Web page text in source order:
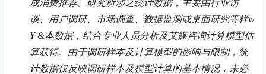
成消费推荐。研究所涉之统计数据，主要由行业访
谈、用户调研、市场调查、数据监测或桌面研究等样w
Y &本数据，结合专业人员分析及艾媒咨询计算模型估
算获得。由于调研样本及计算模型的影响与限制，统
计数据仅反映调研样本及模型计算的基本情况，未必